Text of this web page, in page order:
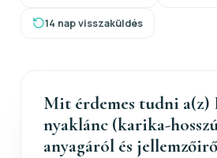
14 nap visszaküldés
Mit érdemes tudni a(z)
nyaklánc (karika-
anyagáról és